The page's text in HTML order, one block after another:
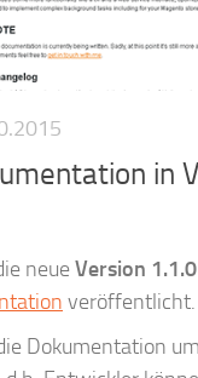
in
neueVersion 1.1.0
veröffentlicht.
Dokumentation